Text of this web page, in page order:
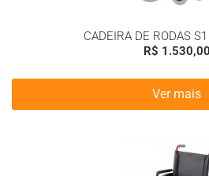
CADEIRA DE RODAS
R$ 1.530,00
Ver mais